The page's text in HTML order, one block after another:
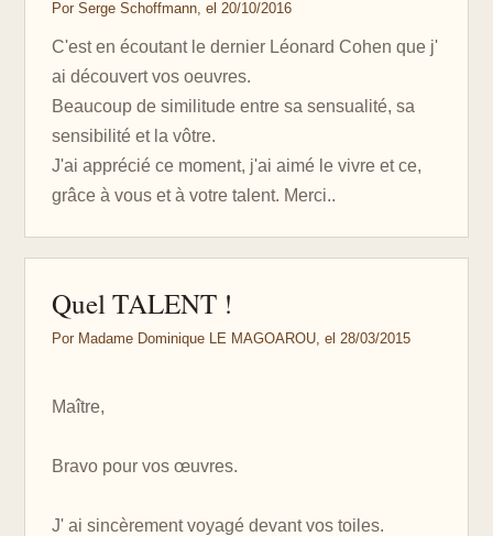
Por Serge Schoffmann, el 20/10/2016
C'est en écoutant le dernier Léonard Cohen que j'
ai découvert vos oeuvres.
Beaucoup de similitude entre sa sensualité, sa
sensibilité et la vôtre.
J'ai apprécié ce moment, j'ai aimé le vivre et ce,
grâce à vous et à votre talent. Merci..
Quel TALENT !
Por Madame Dominique LE MAGOAROU, el 28/03/2015
Maître,
Bravo pour vos œuvres.
J' ai sincèrement voyagé devant vos toiles.